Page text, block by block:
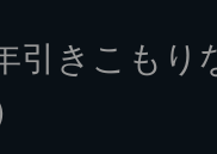
引きこも